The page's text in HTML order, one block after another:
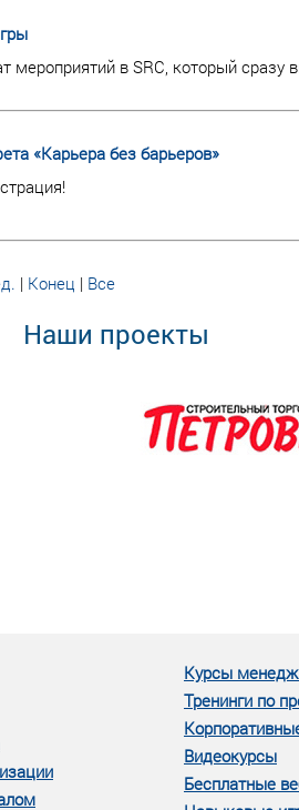
мероприятий в SRC, который сразу
«Карьера без барьеров»
| Конец | Все
Наши проекты
Курсы
Тренинги по
Видеокурсы
Бесплатные